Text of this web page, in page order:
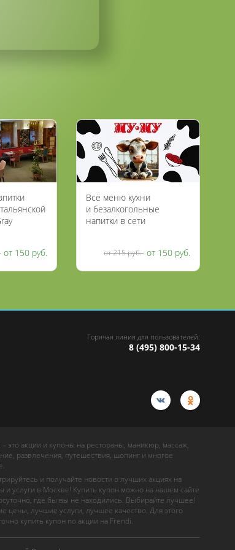
от 150 руб.
Всё меню кухни
и безалкогольные
напитки в сети
от 215 руб. от 150 руб.
Горячая линия для пользователей:
8 (495) 800-15-34
– это акции и купоны на рестораны, маникюр, массаж,
развлечения, путешествия, шопинг и многое
и получайте новости о лучших акциях на
и услуги в Москве! Купить купон можно на нашем сайте
где бы вы не находились. Выбирайте лучшее!
цены, лучшие услуги, лучшее качество. Для этого
купить купон по акции на Frendi.